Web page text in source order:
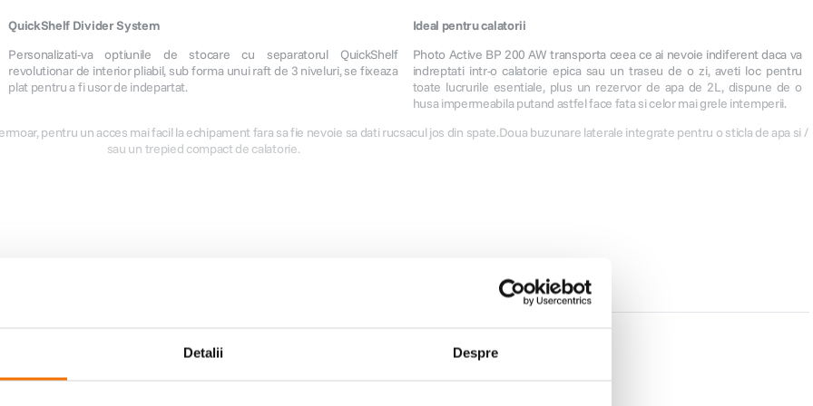
Detalii Despre
QuickShelf Divider System
Personalizati-va optiunile de stocare cu separatorul QuickShelf
revolutionar de interior pliabil, sub forma unui raft de 3 niveluri, se fixeaza
plat pentru a fi usor de indepartat.
Ideal pentru calatorii
Photo Active BP 200 AW transporta ceea ce ai nevoie indiferent daca va
indreptati intr-o calatorie epica sau un traseu de o zi, aveti loc pentru
toate lucrurile esentiale, plus un rezervor de apa de 2L, dispune de o
husa impermeabila putand astfel face fata si celor mai grele intemperii.
pentru un acces mai facil la echipament fara sa fie nevoie sa dati rucsacul jos din spate.Doua buzunare laterale integrate pentru o sticla de apa si /
sau un trepied compact de calatorie.